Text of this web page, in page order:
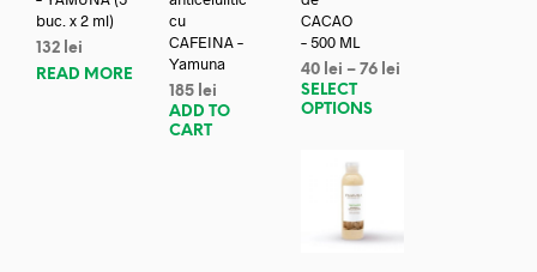
buc. x 2 ml)
132 lei
READ MORE
cu
CAFEINA –
Yamuna
185 lei
ADD TO
CART
CACAO
– 500 ML
40 lei –76 lei
SELECT
OPTIONS